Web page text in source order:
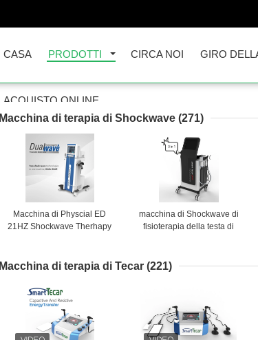
CASA PRODOTTI CIRCA NOI GIRO
ACQUISTO ONLINE
Macchina di terapia di Shockwave (271)
Macchina di Physcial ED
21HZ Shockwave Therhapy
macchina di Shockwave di
fisioterapia della testa di
Macchina di terapia di Tecar (221)